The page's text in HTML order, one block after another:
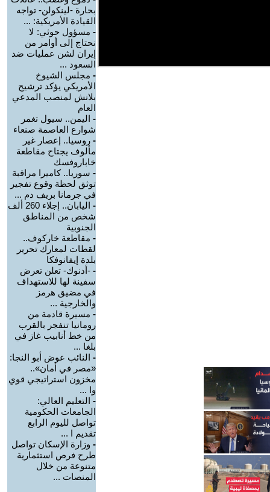
بحارة -لينكولن- تواجه
القيادة الأمريكية: ...
- مسؤول حوثي: لا
نحتاج إلى أوامر من
إيران لشن عمليات ضد
السعود ...
- مجلس الشيوخ
الأمريكي يؤكد ترشيح
بلانش لمنصب المدعي
العام
- اليمن.. سيول تغمر
شوارع العاصمة صنعاء
- روسيا.. إعصار غير
مألوف يجتاح مقاطعة
خاباروفسك
- سوريا.. كاميرا مراقبة
توثق لحظة وقوع تفجير
في جرمانا بريف دم ...
-
اليابان.. إجلاء 260 ألف
شخص من المناطق
الجنوبية
- مقاطعة خاركوف..
لقطات لمعارك تحرير
بلدة إيفانوفكا
- -أدنوك- تعلن تعرض
سفينة لها للاستهداف
في مضيق هرمز
والخارجية ...
- مسيرة قادمة من
رومانيا تنفجر بالقرب
من خط أنابيب غاز في
بلغا ...
- النائب عوض أبو النجا:
«مصر في أمان»..
مخزون استراتيجي قوي
وا ...
- التعليم العالي:
الجامعات الحكومية
تواصل لليوم الرابع
تقديم ا ...
- وزارة الإسكان تواصل
طرح فرص استثمارية
متنوعة من خلال
المنصات ...